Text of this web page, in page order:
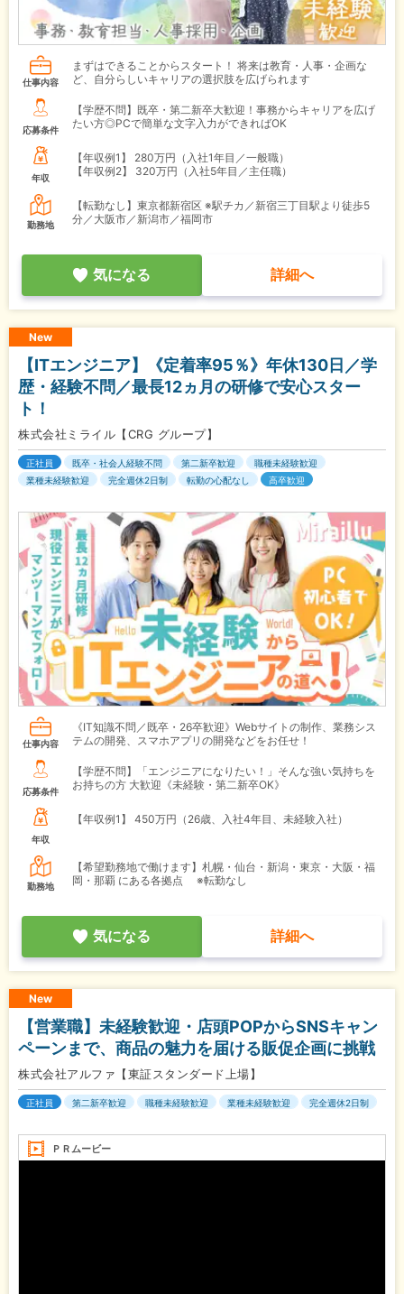
仕事内容
まずはできることからスタート！ 将来は教育・人事・企画な
ど、自分らしいキャリアの選択肢を広げられます
応募条件
【学歴不問】既卒・第二新卒大歓迎！事務からキャリアを広げ
たい方◎PCで簡単な文字入力ができればOK
年収
【年収例1】
280万円（入社1年目／一般職）
【年収例2】
320万円（入社5年目／主任職）
勤務地
【転勤なし】東京都新宿区 ※駅チカ／新宿三丁目駅より徒歩5
分／大阪市／新潟市／福岡市
気になる 詳細へ
New
【ITエンジニア】《定着率95％》年休130日／学
歴・経験不問／最長12ヵ月の研修で安心スター
ト！
株式会社ミライル【CRG グループ】
正社員 既卒・社会人経験不問 第二新卒歓迎
職種未経験歓迎
業種未経験歓迎
完全週休2日制 転勤の心配なし 高卒歓迎
仕事内容
《IT知識不問／既卒・26卒歓迎》Webサイトの制作、業務シス
テムの開発、スマホアプリの開発などをお任せ！
応募条件
【学歴不問】「エンジニアになりたい！」そんな強い気持ちを
お持ちの方 大歓迎《未経験・第二新卒OK》
年収
【年収例1】 450万円（26歳、入社4年目、未経験入社）
勤務地
【希望勤務地で働けます】札幌・仙台・新潟・東京・大阪・福
岡・那覇 にある各拠点 ※転勤なし
気になる 詳細へ
New
【営業職】未経験歓迎・店頭POPからSNSキャン
ペーンまで、商品の魅力を届ける販促企画に挑戦
株式会社アルファ【東証スタンダード上場】
正社員 第二新卒歓迎 職種未経験歓迎 業種未経験歓迎 完全週休2日制
ＰＲムービー